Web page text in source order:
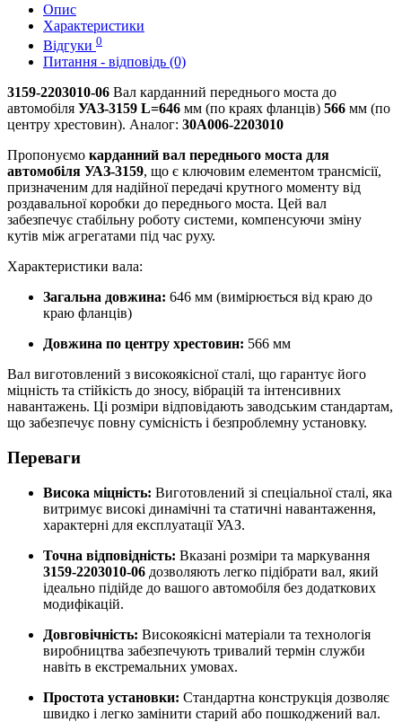
Опис
Характеристики
Відгуки 0
Питання - відповідь (0)
3159-2203010-06 Вал карданний переднього моста до
автомобіля УАЗ-3159 L=646 мм (по краях фланців) 566 мм (по
центру хрестовин). Аналог: 30А006-2203010
Пропонуємо карданний вал переднього моста для
автомобіля УАЗ-3159, що є ключовим елементом трансмісії,
призначеним для надійної передачі крутного моменту від
роздавальної коробки до переднього моста. Цей вал
забезпечує стабільну роботу системи, компенсуючи зміну
кутів між агрегатами під час руху.
Характеристики вала:
Загальна довжина: 646 мм (вимірюється від краю до
краю фланців)
Довжина по центру хрестовин: 566 мм
Вал виготовлений з високоякісної сталі, що гарантує його
міцність та стійкість до зносу, вібрацій та інтенсивних
навантажень. Ці розміри відповідають заводським стандартам,
що забезпечує повну сумісність і безпроблемну установку.
Переваги
Висока міцність: Виготовлений зі спеціальної сталі, яка
витримує високі динамічні та статичні навантаження,
характерні для експлуатації УАЗ.
Точна відповідність: Вказані розміри та маркування
3159-2203010-06 дозволяють легко підібрати вал, який
ідеально підійде до вашого автомобіля без додаткових
модифікацій.
Довговічність: Високоякісні матеріали та технологія
виробництва забезпечують тривалий термін служби
навіть в екстремальних умовах.
Простота установки: Стандартна конструкція дозволяє
швидко і легко замінити старий або пошкоджений вал.